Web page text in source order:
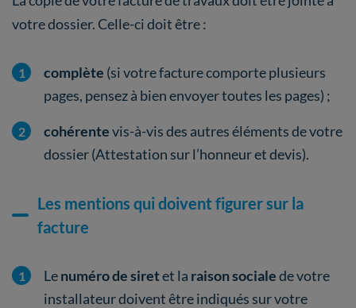
votre dossier. Celle-ci doit être :
complète (si votre facture comporte plusieurs
pages, pensez à bien envoyer toutes les pages) ;
cohérentevis-à-vis des autres éléments de votre
dossier (Attestation sur l’honneur et devis).
Les mentions qui doivent figurer sur la
facture
Lenuméro de siretet la raison socialede votre
installateur doivent être indiqués sur votre